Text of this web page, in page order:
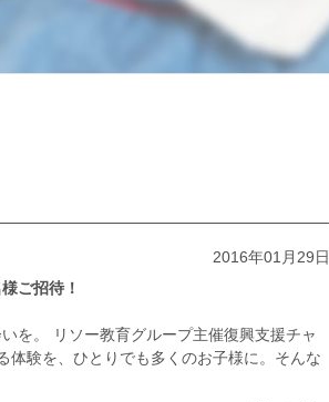
2016年01月29日
ご招待！
を。 リソー教育グループ主催復興支援チャ
体験を、ひとりでも多くのお子様に。そんな